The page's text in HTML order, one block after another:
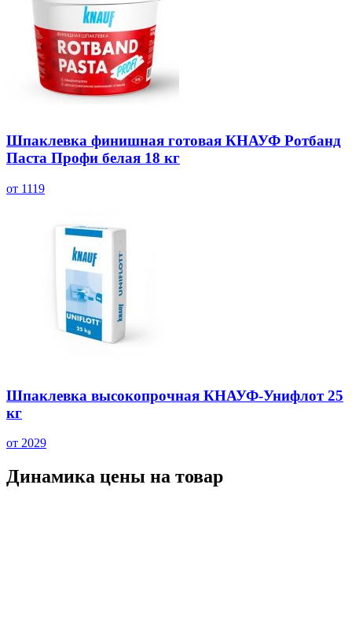
Шпаклевка финишная готовая КНАУФ Ротбанд
Паста Профи белая 18 кг
от 1119
Шпаклевка высокопрочная КНАУФ-Унифлот 25
кг
от 2029
Динамика цены на товар